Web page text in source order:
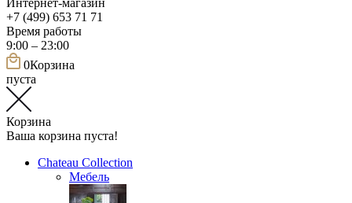
+7 (499) 653 71 71
Время работы
9:00 – 23:00
0Корзина
пуста
Корзина
Ваша корзина пуста!
Chateau Collection
Мебель